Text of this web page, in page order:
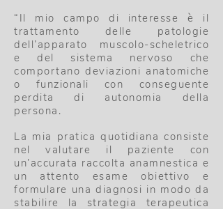
“Il mio campo di interesse è il
trattamento delle patologie
dell’apparato muscolo-scheletrico
e del sistema nervoso che
comportano deviazioni anatomiche
o funzionali con conseguente
perdita di autonomia della
persona.
La mia pratica quotidiana consiste
nel valutare il paziente con
un’accurata raccolta anamnestica e
un attento esame obiettivo e
formulare una diagnosi in modo da
stabilire la strategia terapeutica